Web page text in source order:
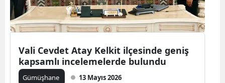
Vali Cevdet Atay Kelkit ilçesinde geniş
kapsamlı incelemelerde bulundu
Gümüşhane 13 Mayıs 2026